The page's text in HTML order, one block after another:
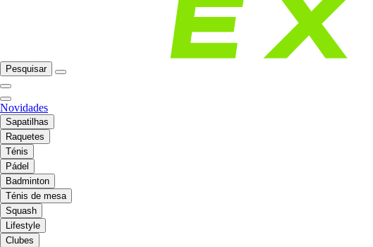
Pesquisar
Novidades
Sapatilhas
Raquetes
Ténis
Pádel
Badminton
Ténis de mesa
Squash
Lifestyle
Clubes